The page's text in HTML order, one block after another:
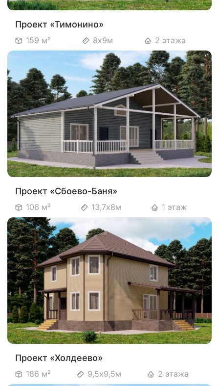
Проект «Тимонино»
159 м² 8х9м 2 этажа
Проект «Сбоево-Баня»
106 м² 13,7х8м 1 этаж
Проект «Холдеево»
186 м² 9,5х9,5м 2 этажа